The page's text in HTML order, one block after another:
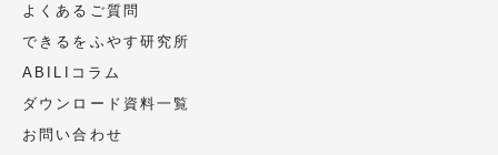
尚、その際は本人確認をさせて頂きま
すので、身分証明書のご提示をお願い
します。
以上
よくあるご質問
できるをふやす研究所
ABILIコラム
ダウンロード資料一覧
お問い合わせ